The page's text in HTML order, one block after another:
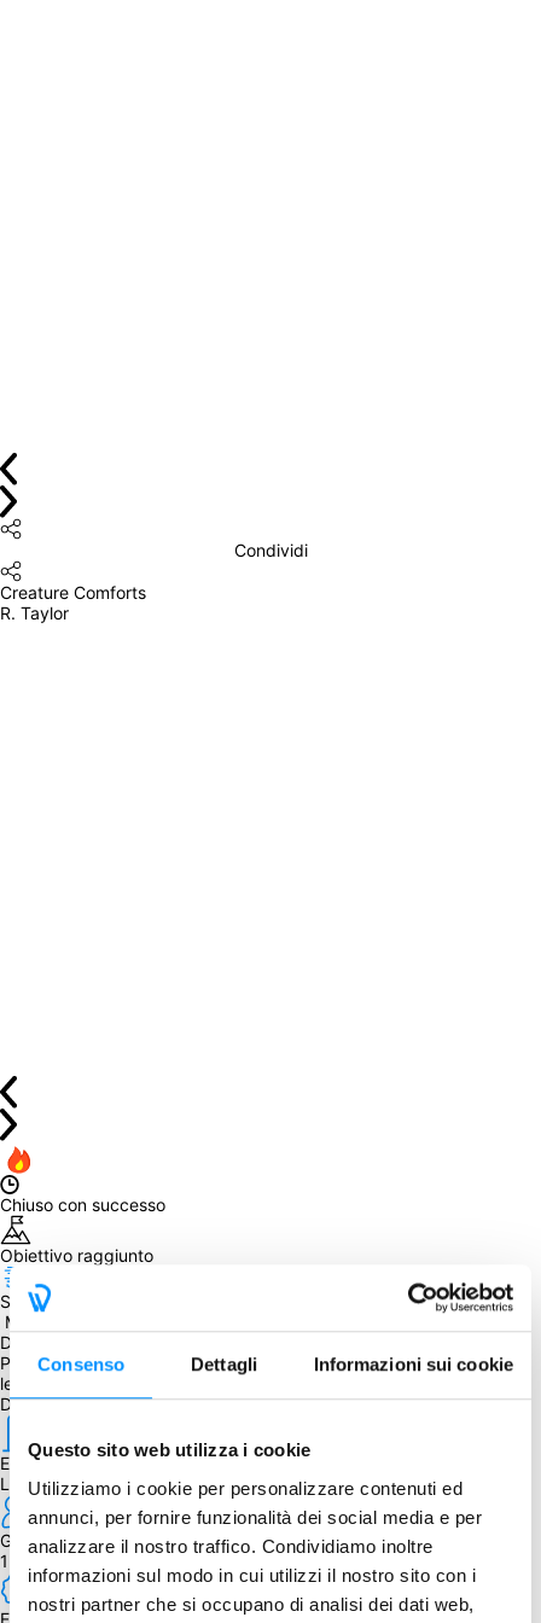
Consenso Dettagli Informazioni sui cookie
Questo sito web utilizza i cookie
Utilizziamo i cookie per personalizzare contenuti ed
annunci, per fornire funzionalità dei social media e per
analizzare il nostro traffico. Condividiamo inoltre
informazioni sul modo in cui utilizzi il nostro sito con i
nostri partner che si occupano di analisi dei dati web,
Condividi
Creature Comforts
R. Taylor
Chiuso con successo
Obiettivo raggiunto
Spedizione prevista entro il
May 06, 2022
Da sapere
Partecipando al GA acquisterete l'edizione Retail più i Meeple di
legno sagomati, contenuti nell'edizione Kickstarter.
Dettagli
Editore
Little Rocket Games
Giocatori
1 - 5
Edizione